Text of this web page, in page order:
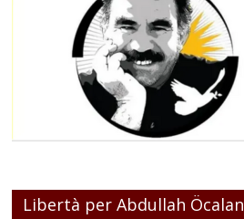
Libertà per Abdullah Öcalan